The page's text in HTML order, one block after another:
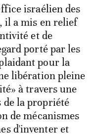
israélien des
il a mis en relief
et de
porté par les
pour la
libération pleine
à travers une
de la propriété
de mécanismes
d'inventer et